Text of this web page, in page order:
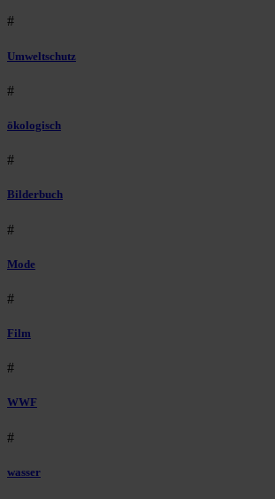
#
Umweltschutz
#
ökologisch
#
Bilderbuch
#
Mode
#
Film
#
WWF
#
wasser